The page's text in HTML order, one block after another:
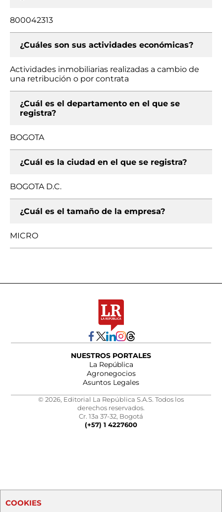
800042313
¿Cuáles son sus actividades económicas?
Actividades inmobiliarias realizadas a cambio de
una retribución o por contrata
¿Cuál es el departamento en el que se
registra?
BOGOTA
¿Cuál es la ciudad en el que se registra?
BOGOTA D.C.
¿Cuál es el tamaño de la empresa?
MICRO
NUESTROS PORTALES
La República
Agronegocios
Asuntos Legales
© 2026, Editorial La República S.A.S. Todos los
derechos reservados.
Cr. 13a 37-32, Bogotá
(+57) 1 4227600
COOKIES